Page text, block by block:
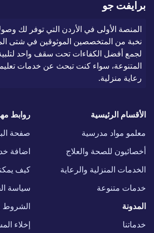
برايفت جو
المنصة الأولى في الأردن التي توفر لك
نخبة من المتخصصين الموثوقين في شتى
لجمع أفضل الكفاءات تحت سقف واحد لتلبية
المتنوعة، سواء كنت تبحث عن خدمات
رعاية منزلية.
الأقسام الرئيسية
معلمو مواد مدرسية
أخصائيون للصحة والعلاج
الخدمات المنزلية والرعاية
خدمات متنوعة
المدونة
خدماتنا
روابط
صفحة
اضافة
كيف
سياسة
الشروط
إخلاء